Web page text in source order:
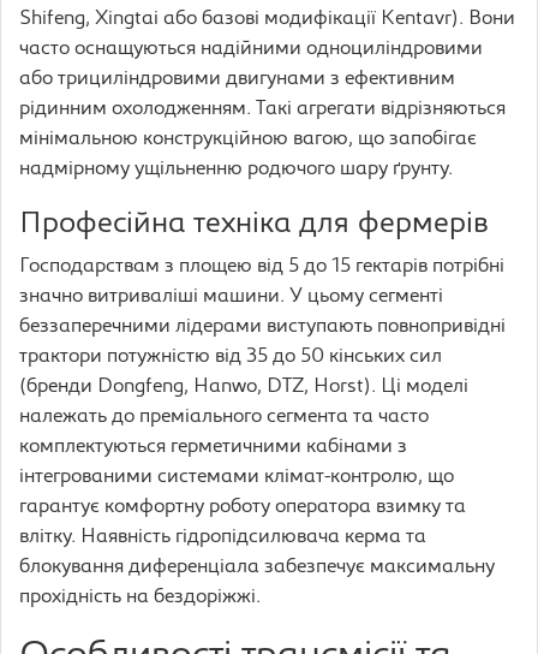
Shifeng, Xingtai або базові модифікації Kentavr). Вони
часто оснащуються надійними одноциліндровими
або трициліндровими двигунами з ефективним
рідинним охолодженням. Такі агрегати відрізняються
мінімальною конструкційною вагою, що запобігає
надмірному ущільненню родючого шару ґрунту.
Професійна техніка для фермерів
Господарствам з площею від 5 до 15 гектарів потрібні
значно витриваліші машини. У цьому сегменті
беззаперечними лідерами виступають повнопривідні
трактори потужністю від 35 до 50 кінських сил
(бренди Dongfeng, Hanwo, DTZ, Horst). Ці моделі
належать до преміального сегмента та часто
комплектуються герметичними кабінами з
інтегрованими системами клімат-контролю, що
гарантує комфортну роботу оператора взимку та
влітку. Наявність гідропідсилювача керма та
блокування диференціала забезпечує максимальну
прохідність на бездоріжжі.